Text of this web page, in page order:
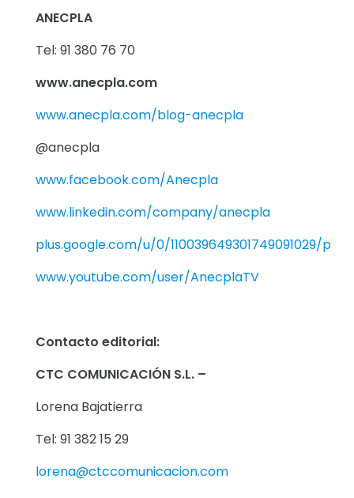
ANECPLA
Tel: 91 380 76 70
www.anecpla.com
www.anecpla.com/blog-anecpla
@anecpla
www.facebook.com/Anecpla
www.linkedin.com/company/anecpla
plus.google.com/u/0/110039649301749091029/
www.youtube.com/user/AnecplaTV
Contacto editorial:
CTC COMUNICACIÓN S.L. –
Lorena Bajatierra
Tel: 91 382 15 29
lorena@ctccomunicacion.com